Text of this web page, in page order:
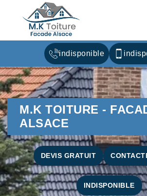
indisponible
M.K TOITURE -
ALSACE
DEVIS GRATUIT
INDISPONIBLE